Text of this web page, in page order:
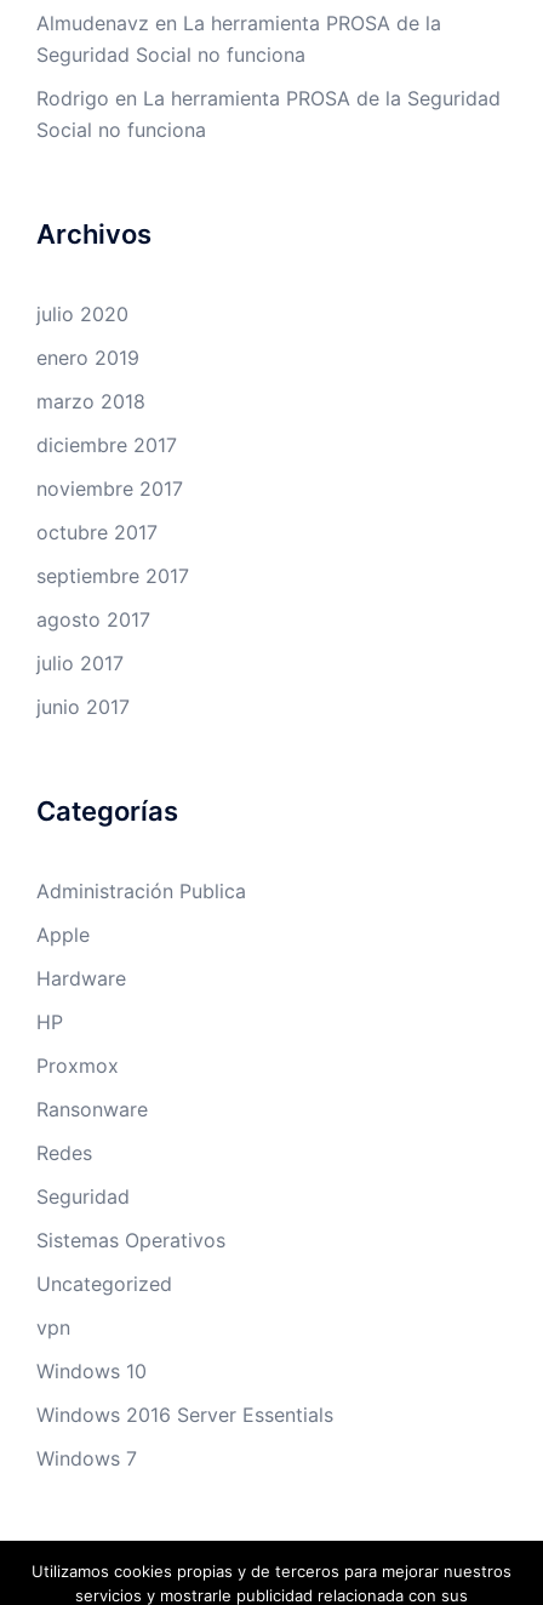
Almudenavz en La herramienta PROSA de la
Seguridad Social no funciona
Rodrigo en La herramienta PROSA de la Seguridad
Social no funciona
Archivos
julio 2020
enero 2019
marzo 2018
diciembre 2017
noviembre 2017
octubre 2017
septiembre 2017
agosto 2017
julio 2017
junio 2017
Categorías
Administración Publica
Apple
Hardware
HP
Proxmox
Ransonware
Redes
Seguridad
Sistemas Operativos
Uncategorized
vpn
Windows 10
Windows 2016 Server Essentials
Windows 7
Utilizamos cookies propias y de terceros para mejorar nuestros
servicios y mostrarle publicidad relacionada con sus